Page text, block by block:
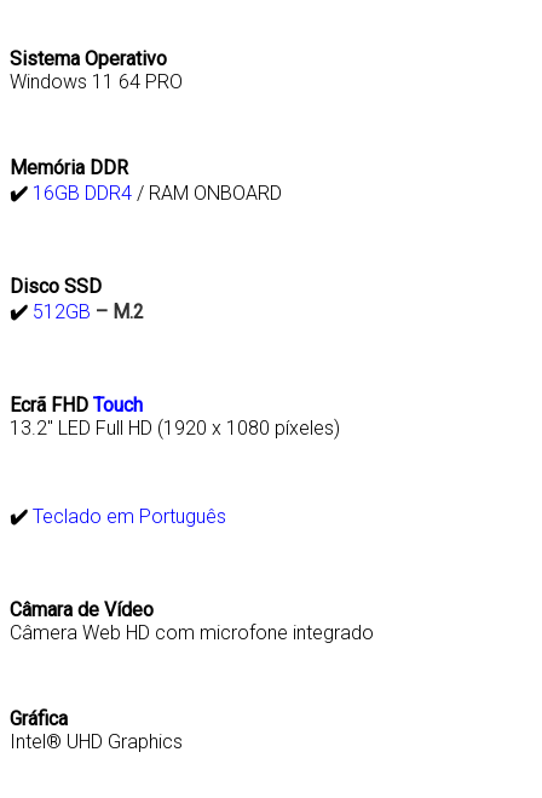
Sistema Operativo
Windows 11 64 PRO
Memória DDR
✔️ 16GB DDR4 / RAM ONBOARD
Disco SSD
✔️ 512GB – M.2
Ecrã FHD Touch
13.2″ LED Full HD (1920 x 1080 píxeles)
✔️ Teclado em Português
Câmara de Vídeo
Câmera Web HD com microfone integrado
Gráfica
Intel® UHD Graphics